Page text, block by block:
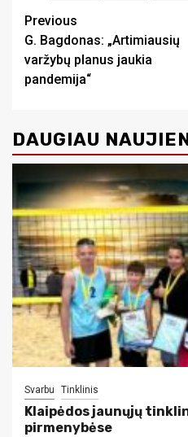
Continue
Reading
Previous
G. Bagdonas: „Artimiausių
varžybų planus jaukia
pandemija“
DAUGIAU
Svarbu Tinklinis
Klaipėdos jaunųjų
pirmenybėse